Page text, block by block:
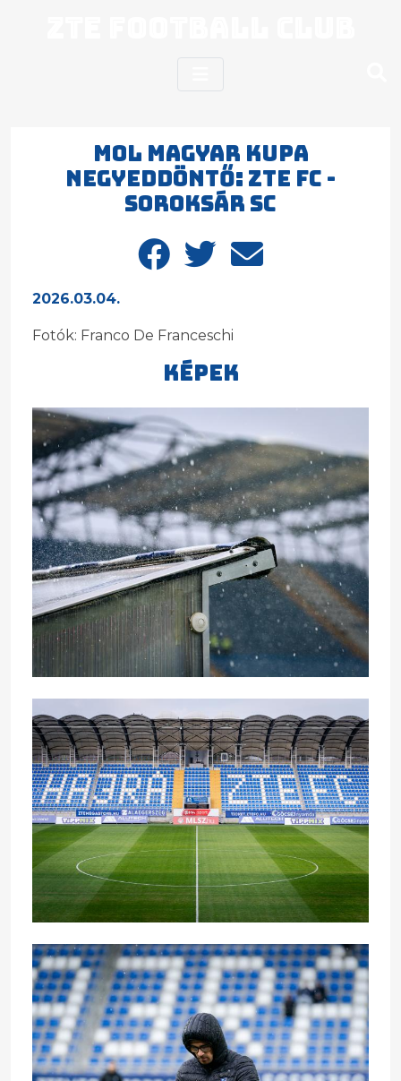
MOL MAGYAR KUPA
NEGYEDDÖNTŐ: ZTE FC -
SOROKSÁR SC
2026.03.04.
Fotók: Franco De Franceschi
Képek